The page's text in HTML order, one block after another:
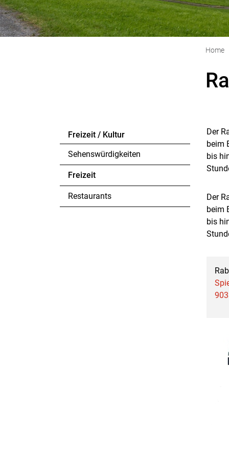
Home
Freizeit / Kultur
Sehenswürdigkeiten
Freizeit
Restaurants
Der
beim
bis
Der
beim
bis